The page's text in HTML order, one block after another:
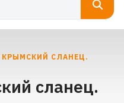
СЛАНЕЦ.
сланец.